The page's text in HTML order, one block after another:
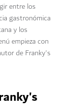
entre los
gastronómica
y los
empieza con
de Franky's